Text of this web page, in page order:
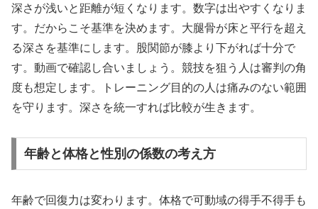
深さが浅いと距離が短くなります。数字は出やすくなりま
す。だからこそ基準を決めます。大腿骨が床と平行を超え
る深さを基準にします。股関節が膝より下がれば十分で
す。動画で確認し合いましょう。競技を狙う人は審判の角
度も想定します。トレーニング目的の人は痛みのない範囲
を守ります。深さを統一すれば比較が生きます。
年齢と体格と性別の係数の考え方
年齢で回復力は変わります。体格で可動域の得手不得手も